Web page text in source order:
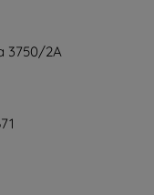
3750/2A